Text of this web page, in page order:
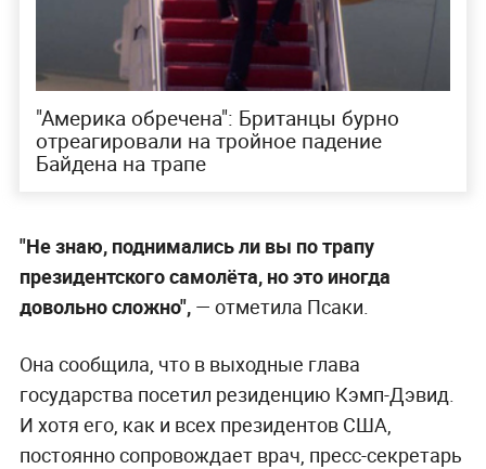
"Америка обречена": Британцы бурно
отреагировали на тройное падение
Байдена на трапе
"Не знаю, поднимались ли вы по трапу
президентского самолёта, но это иногда
довольно сложно", — отметила Псаки.
Она сообщила, что в выходные глава
государства посетил резиденцию Кэмп-Дэвид.
И хотя его, как и всех президентов США,
постоянно сопровождает врач, пресс-секретарь